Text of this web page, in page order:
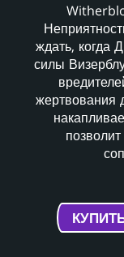
ждать, когда
силы
жертвования